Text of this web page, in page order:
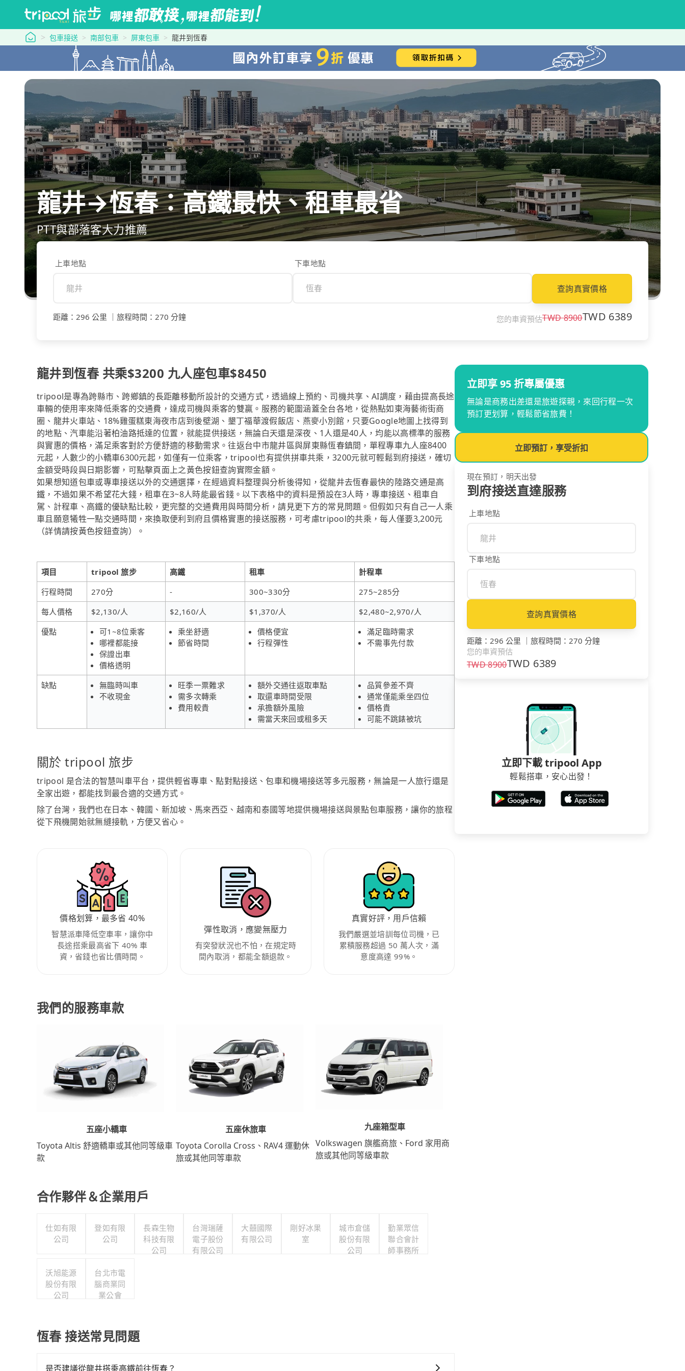
tripool 旅步
包車接送 南部包車 屏東包車 龍井到恆春
龍井→恆春：高鐵最快、租車最省
PTT與部落客大力推薦
上車地點 下車地點
查詢真實價格
距離 ： 296 公里 旅程時間 ： 270 分鐘 您的車資預估TWD8900TWD 6389
龍井到恆春 共乘$3200 九人座包車$8450
tripool是專為跨縣市、跨鄉鎮的長距離移動所設計的交通方式，透過線上預約、司機共享、AI調度，藉由提高長途
車輛的使用率來降低乘客的交通費，達成司機與乘客的雙贏。服務的範圍涵蓋全台各地，從熱點如東海藝術街商
圈、龍井火車站、18%雞蛋糕東海夜市店到後壁湖、墾丁福華渡假飯店、燕麥小別館，只要Google地圖上找得到
的地點、汽車能沿著柏油路抵達的位置，就能提供接送，無論白天還是深夜、1人還是40人，均能以高標準的服務
與實惠的價格，滿足乘客對於方便舒適的移動需求。往返台中市龍井區與屏東縣恆春鎮間，單程專車九人座8400
元起，人數少的小轎車6300元起，如僅有一位乘客，tripool也有提供拼車共乘，3200元就可輕鬆到府接送，確切
金額受時段與日期影響，可點擊頁面上之黃色按鈕查詢實際金額。
如果想知道包車或專車接送以外的交通選擇，在經過資料整理與分析後得知，從龍井去恆春最快的陸路交通是高
鐵，不過如果不希望花大錢，租車在3~8人時能最省錢。以下表格中的資料是預設在3人時，專車接送、租車自
駕、計程車、高鐵的優缺點比較，更完整的交通費用與時間分析，請見更下方的常見問題。但假如只有自己一人乘
車且願意犧牲一點交通時間，來換取便利到府且價格實惠的接送服務，可考慮tripool的共乘，每人僅要3,200元
（詳情請按黃色按鈕查詢）。
項目 tripool 旅步 高鐵 租車
計程車
行程時間
270分 - 300~330分
275~285分
每人價格
$2,130/人 $2,160/人 $1,370/人
$2,480~2,970/人
優點
可1~8位乘客
哪裡都能接
保證出車
價格透明
乘坐舒適
節省時間
價格便宜
行程彈性
滿足臨時需求
不需事先付款
缺點
無臨時叫車
不收現金
旺季一票難求
需多次轉乘
費用較貴
額外交通往返取車點
取還車時間受限
承擔額外風險
需當天來回或租多天
品質參差不齊
通常僅能乘坐四位
價格貴
可能不跳錶被坑
關於 tripool 旅步
tripool 是合法的智慧叫車平台，提供輕省專車、點對點接送、包車和機場接送等多元服務，無論是一人旅行還是
全家出遊，都能找到最合適的交通方式。
除了台灣，我們也在日本、韓國、新加坡、馬來西亞、越南和泰國等地提供機場接送與景點包車服務，讓你的旅程
從下飛機開始就無縫接軌，方便又省心。
價格划算，最多省 40%
智慧派車降低空車率，讓你中
長途搭乘最高省下 40% 車
資，省錢也省比價時間。
彈性取消，應變無壓力
有突發狀況也不怕，在規定時
間內取消，都能全額退款。
真實好評，用戶信賴
我們嚴選並培訓每位司機，已
累積服務超過 50 萬人次，滿
意度高達 99%。
我們的服務車款
五座小轎車
Toyota Altis 舒適轎車或其他同等級車
款
五座休旅車
Toyota Corolla Cross、RAV4 運動休
旅或其他同等車款
九座箱型車
Volkswagen 旗艦商旅、Ford 家用商
旅或其他同等級車款
合作夥伴＆企業用戶
仕如有限
公司
登如有限
公司
長森生物
科技有限
公司
台灣瑞薩
電子股份
有限公司
大囍國際
有限公司
剛好冰果
室
城市倉儲
股份有限
公司
勤業眾信
聯合會計
師事務所
沃旭能源
股份有限
公司
台北市電
腦商業同
業公會
恆春 接送常見問題
是否建議從龍井搭乘高鐵前往恆春？
立即享 95 折專屬優惠
無論是商務出差還是旅遊探親，來回行程一次
預訂更划算，輕鬆節省旅費！
立即預訂，享受折扣
現在預訂，明天出發
到府接送直達服務
上車地點
下車地點
查詢真實價格
距離 ： 296 公里 ｜ 旅程時間 ： 270 分鐘
您的車資預估
TWD8900TWD 6389
立即下載 tripool App
輕鬆搭車，安心出發！